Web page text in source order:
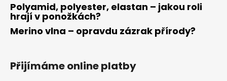
Polyamid, polyester, elastan – jakou roli
hrají v ponožkách?
Merino vlna – opravdu zázrak přírody?
Přijímáme online platby